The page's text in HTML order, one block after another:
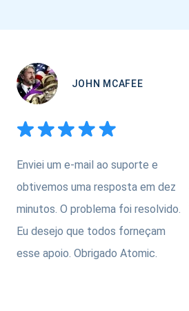
JOHN MCAFEE
Enviei um e-mail ao suporte e
obtivemos uma resposta em dez
minutos. O problema foi resolvido.
Eu desejo que todos forneçam
esse apoio. Obrigado Atomic.